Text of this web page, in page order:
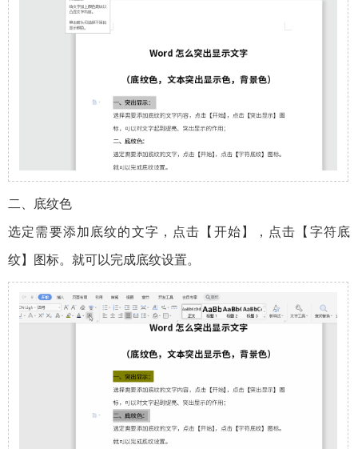
二、底纹色
选定需要添加底纹的文字，点击【开始】，点击【字符底
纹】图标。就可以完成底纹设置。